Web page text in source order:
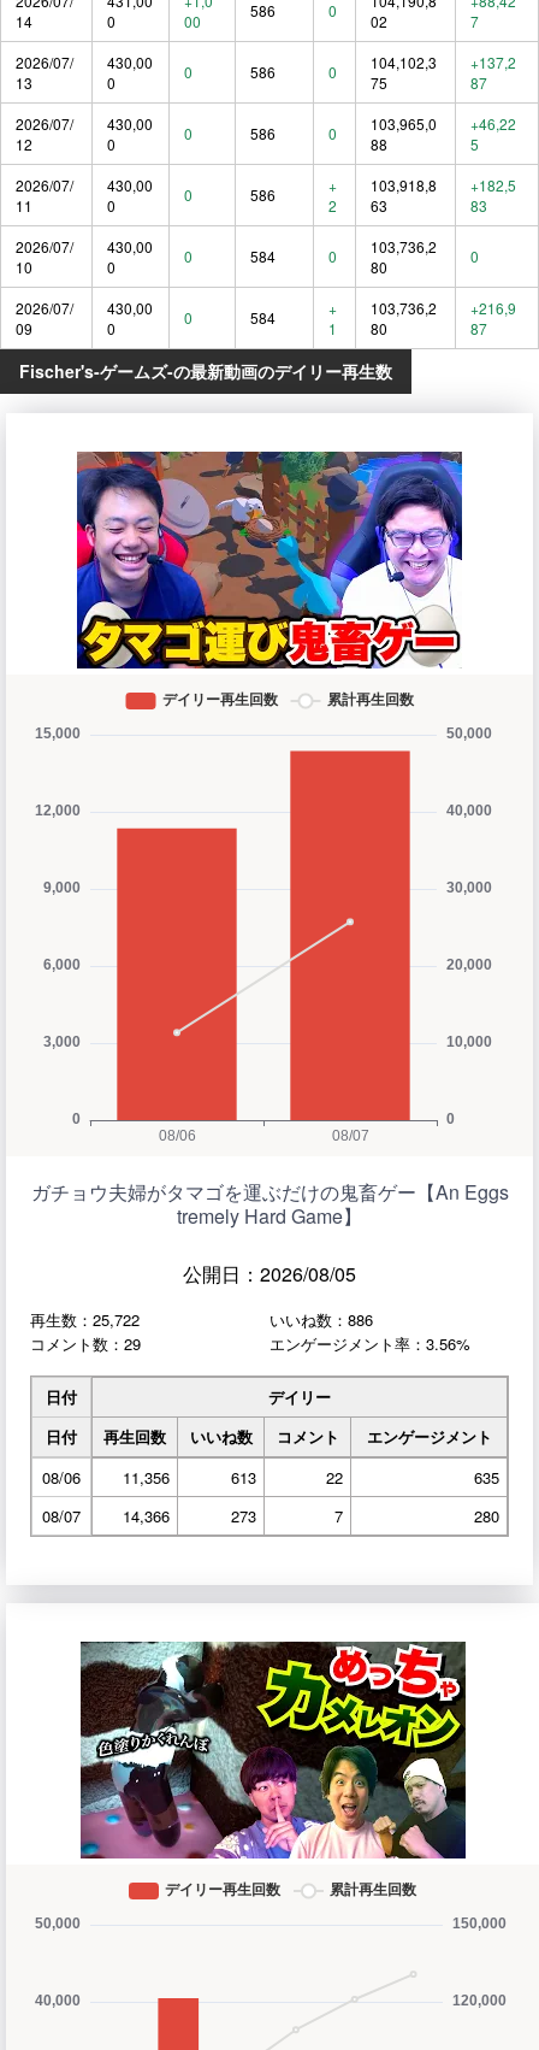
14
0
00
586 0
02
7
2026/07/
13
430,00
0
0 586 0
104,102,3
75
+137,2
87
2026/07/
12
430,00
0
0 586 0
103,965,0
88
+46,22
5
2026/07/
11
430,00
0
0 586
+
2
103,918,8
63
+182,5
83
2026/07/
10
430,00
0
0 584 0
103,736,2
80
0
2026/07/
09
430,00
0
0 584
+
1
103,736,2
80
+216,9
87
Fischer's-ゲームズ-の最新動画のデイリー再生数
ガチョウ夫婦がタマゴを運ぶだけの鬼畜ゲー【An Eggs
tremely Hard Game】
公開日：2026/08/05
再生数：25,722
いいね数：886
コメント数：29
エンゲージメント率：3.56%
日付
デイリー
日付
再生回数 いいね数 コメント
エンゲージメント
08/06
11,356 613 22
635
08/07
14,366 273 7 280